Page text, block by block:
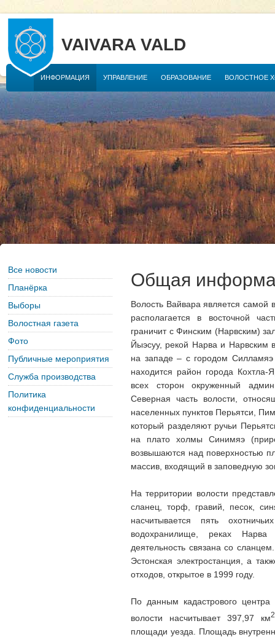
VAIVARA VALD
ИНФОРМАЦИЯ УПРАВЛЕНИЕ ОБРАЗОВАНИЕ ВОЛОСТНОЕ
Все новости
Планёрка
Выборы
Волостная газета
Фото
Публичные мероприятия
Служба производства
Политика
конфиденциальности
Общая
Волость Вайвара является самой
располагается в восточной
граничит с Финским (Нарвским)
Йыэсуу, рекой Нарва и Нарвским
на западе – с городом
находится район города
всех сторон окруженный
Северная часть волости,
населенных пунктов Перьятси,
который разделяют ручьи
на плато холмы Синимяэ
возвышаются над поверхностью
массив, входящий в заповедную
На территории волости
сланец, торф, гравий, песок,
насчитывается пять
водохранилище, реках Нарва
деятельность связана со
Эстонская электростанция, а
отходов, открытое в 1999 году.
По данным кадастрового
волости насчитывает 397,97 км2
площади уезда. Площадь